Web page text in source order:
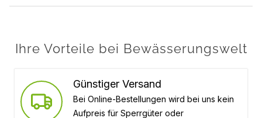
Ihre Vorteile bei Bewässerungswelt
Günstiger Versand
Bei Online-Bestellungen wird bei uns kein
Aufpreis für Sperrgüter oder